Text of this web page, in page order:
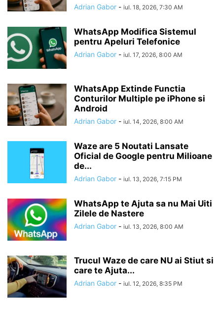
Adrian Gabor - iul. 18, 2026, 7:30 AM
WhatsApp Modifica Sistemul
pentru Apeluri Telefonice
Adrian Gabor - iul. 17, 2026, 8:00 AM
WhatsApp Extinde Functia
Conturilor Multiple pe iPhone si
Android
Adrian Gabor - iul. 14, 2026, 8:00 AM
Waze are 5 Noutati Lansate
Oficial de Google pentru Milioane
de...
Adrian Gabor - iul. 13, 2026, 7:15 PM
WhatsApp te Ajuta sa nu Mai Uiti
Zilele de Nastere
Adrian Gabor - iul. 13, 2026, 8:00 AM
Trucul Waze de care NU ai Stiut si
care te Ajuta...
Adrian Gabor - iul. 12, 2026, 8:35 PM